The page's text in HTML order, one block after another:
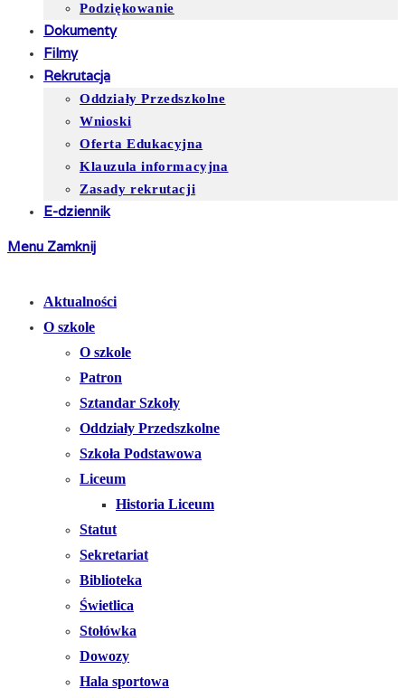
Podziękowanie
Dokumenty
Filmy
Rekrutacja
Oddziały Przedszkolne
Wnioski
Oferta Edukacyjna
Klauzula informacyjna
Zasady rekrutacji
E-dziennik
Menu Zamknij
Aktualności
O szkole
O szkole
Patron
Sztandar Szkoły
Oddziały Przedszkolne
Szkoła Podstawowa
Liceum
Historia Liceum
Statut
Sekretariat
Biblioteka
Świetlica
Stołówka
Dowozy
Hala sportowa